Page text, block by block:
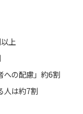
上
への配慮」約6割
人は約7割